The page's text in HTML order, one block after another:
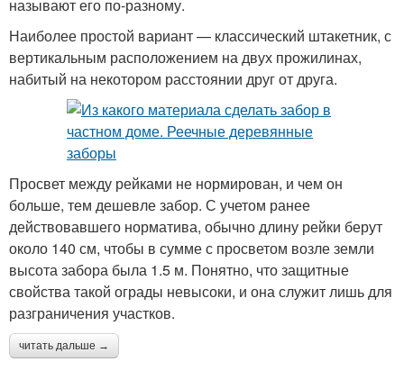
называют его по-разному.
Наиболее простой вариант — классический штакетник, с
вертикальным расположением на двух прожилинах,
набитый на некотором расстоянии друг от друга.
Просвет между рейками не нормирован, и чем он
больше, тем дешевле забор. С учетом ранее
действовавшего норматива, обычно длину рейки берут
около 140 см, чтобы в сумме с просветом возле земли
высота забора была 1.5 м. Понятно, что защитные
свойства такой ограды невысоки, и она служит лишь для
разграничения участков.
читать дальше →